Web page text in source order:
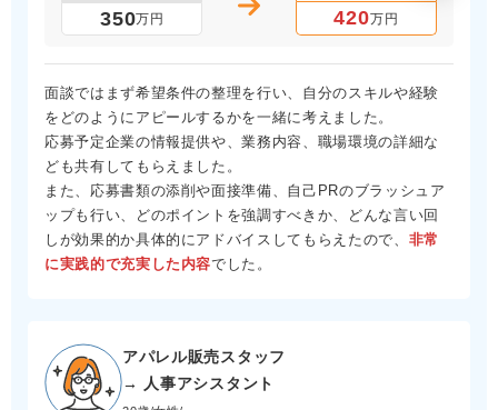
350万円 420万円
面談ではまず希望条件の整理を行い、自分のスキルや経験
をどのようにアピールするかを一緒に考えました。
応募予定企業の情報提供や、業務内容、職場環境の詳細な
ども共有してもらえました。
また、応募書類の添削や面接準備、自己PRのブラッシュア
ップも行い、どのポイントを強調すべきか、どんな言い回
しが効果的か具体的にアドバイスしてもらえたので、 非常
に実践的で充実した内容でした。
アパレル販売スタッフ
→ 人事アシスタント